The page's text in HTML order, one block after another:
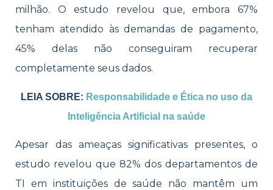
milhão. O estudo revelou que, embora 67%
tenham atendido às demandas de pagamento,
45% delas não conseguiram recuperar
completamente seus dados.
LEIA SOBRE: Responsabilidade e Ética no uso da
Inteligência Artificial na saúde
Apesar das ameaças significativas presentes, o
estudo revelou que 82% dos departamentos de
TI em instituições de saúde não mantêm um